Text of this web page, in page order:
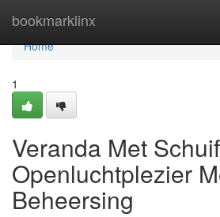
bookmarklinx
Home
Home
1
Veranda Met
Openluchtplezier
Beheersing